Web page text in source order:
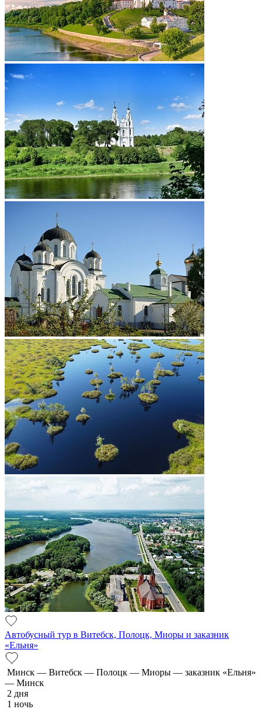
Автобусный тур в Витебск, Полоцк, Миоры и заказник
«Ельня»
Минск — Витебск — Полоцк — Миоры — заказник «Ельня»
— Минск
2 дня
1 ночь